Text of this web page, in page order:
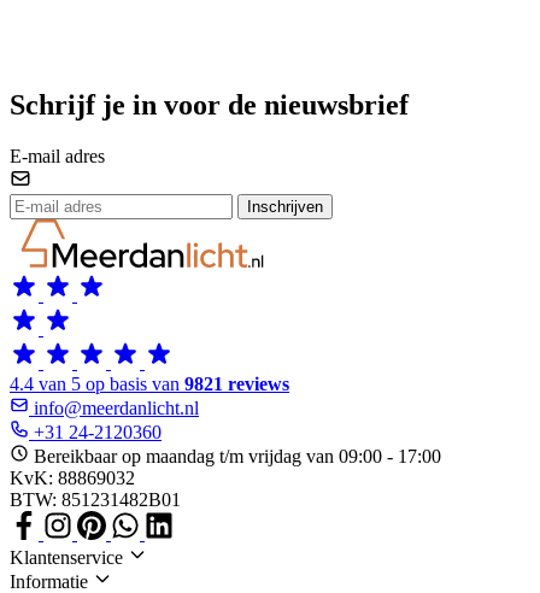
Schrijf je in voor de nieuwsbrief
E-mail adres
Inschrijven
4.4 van 5 op basis van 9821 reviews
info@meerdanlicht.nl
+31 24-2120360
Bereikbaar op maandag t/m vrijdag van 09:00 - 17:00
KvK: 88869032
BTW: 851231482B01
Klantenservice
Informatie